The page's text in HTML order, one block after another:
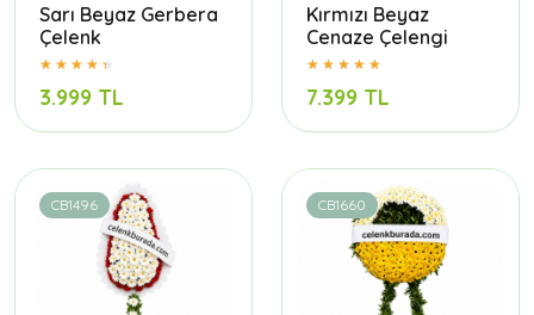
Sarı Beyaz Gerbera
Çelenk
3.999 TL
Kırmızı Beyaz
Cenaze Çelengi
7.399 TL
CB1496 CB1660